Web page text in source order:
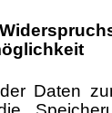
Daten